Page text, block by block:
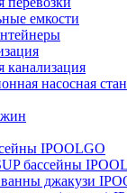
емкости
канализация
насосная
IPOOLGO
бассейны
джакузи